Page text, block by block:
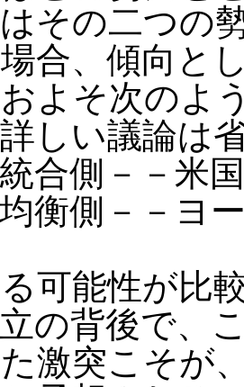
その二つの
合、傾向と
よそ次のよ
しい議論は
合側－－米
衡側－－ヨ
可能性が比
の背後で、
激突こそが